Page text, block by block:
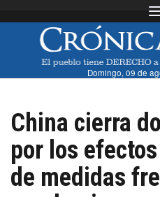
Domingo, 09 de
China cierra
por los
de medidas